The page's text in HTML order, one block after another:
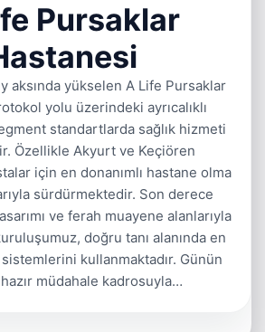
Pursaklar
aksında yükselen A Life Pursaklar
yolu üzerindeki ayrıcalıklı
standartlarda sağlık hizmeti
Özellikle Akyurt ve Keçiören
için en donanımlı hastane olma
sürdürmektedir. Son derece
ve ferah muayene alanlarıyla
doğru tanı alanında en
kullanmaktadır. Günün
müdahale kadrosuyla…